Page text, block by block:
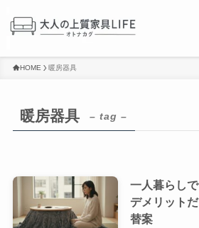
HOME 暖房器具
暖房器具 – tag –
一人暮らし
デメリット
替案